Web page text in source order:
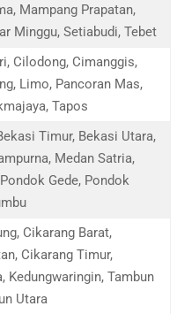
Mampang Prapatan,
Minggu, Setiabudi, Tebet
Cilodong, Cimanggis,
Limo, Pancoran Mas,
Tapos
Timur, Bekasi Utara,
Medan Satria,
Gede, Pondok
Cikarang Barat,
Cikarang Timur,
Kedungwaringin, Tambun
Utara